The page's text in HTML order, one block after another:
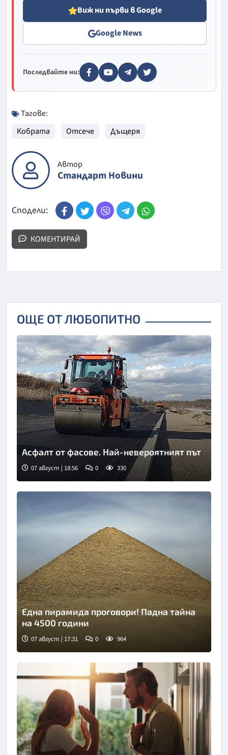
Виж ни първи в Google
Google News
Последвайте ни:
Тагове:
Кобрата
Отсече Дъщеря
Автор
Стандарт Новини
Сподели:
КОМЕНТИРАЙ
ОЩЕ ОТ ЛЮБОПИТНО
Асфалт от фасове. Най-невероятният път
07 август | 18:56 0 330
Снимка: goggle
Една пирамида проговори! Падна тайна
на 4500 години
07 август | 17:31 0 964